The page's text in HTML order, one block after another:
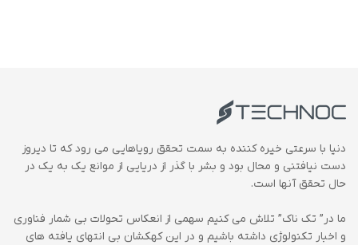
دنیا با سرعتی خیره کننده به سمت تحقق رویاهایی می رود که تا دیروز
دست نیافتنی و محال بود و بشر با گذر از دریایی از موانع یک به یک در
حال تحقق آنها است.
ما در” تک ناک” تلاش می کنیم سهمی از انعکاس تحولات بی شمار فناوری
و اخبار تکنولوژی داشته باشیم و در این کهکشان بی انتهای یافته های